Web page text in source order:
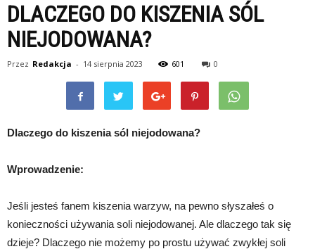
DLACZEGO DO KISZENIA SÓL
NIEJODOWANA?
Przez Redakcja - 14 sierpnia 2023 601 0
Dlaczego do kiszenia sól niejodowana?
Wprowadzenie:
Jeśli jesteś fanem kiszenia warzyw, na pewno słyszałeś o
konieczności używania soli niejodowanej. Ale dlaczego tak się
dzieje? Dlaczego nie możemy po prostu używać zwykłej soli